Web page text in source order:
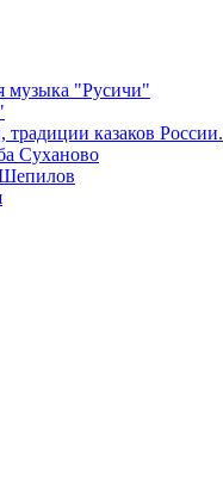
музыка "Русичи"
казаков России.
Суханово